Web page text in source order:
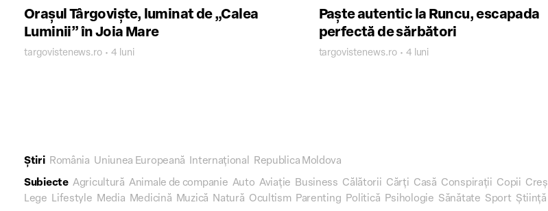
Orașul Târgoviște, luminat de „Calea
Luminii” în Joia Mare
targovistenews.ro • 4 luni
Paște autentic la Runcu, escapada
perfectă de sărbători
targovistenews.ro • 4 luni
Știri România Uniunea Europeană Internațional Republica Moldova
Subiecte Agricultură Animale de companie Auto Aviație Business Călătorii Cărți Casă Conspirații Copii
Lege Lifestyle Media Medicină Muzică Natură Ocultism Parenting Politică Psihologie Sănătate Sport Știință